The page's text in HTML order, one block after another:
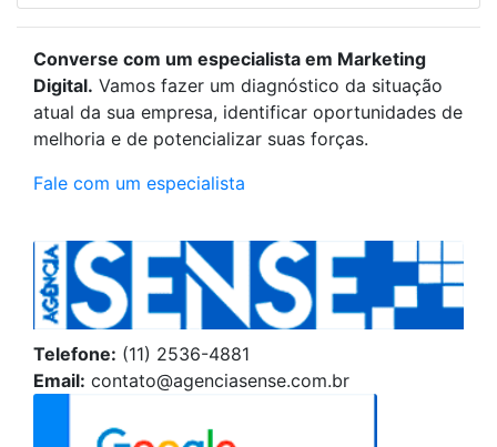
Converse com um especialista em Marketing
Digital. Vamos fazer um diagnóstico da situação
atual da sua empresa, identificar oportunidades de
melhoria e de potencializar suas forças.
Fale com um especialista
Telefone: (11) 2536-4881
Email: contato@agenciasense.com.br